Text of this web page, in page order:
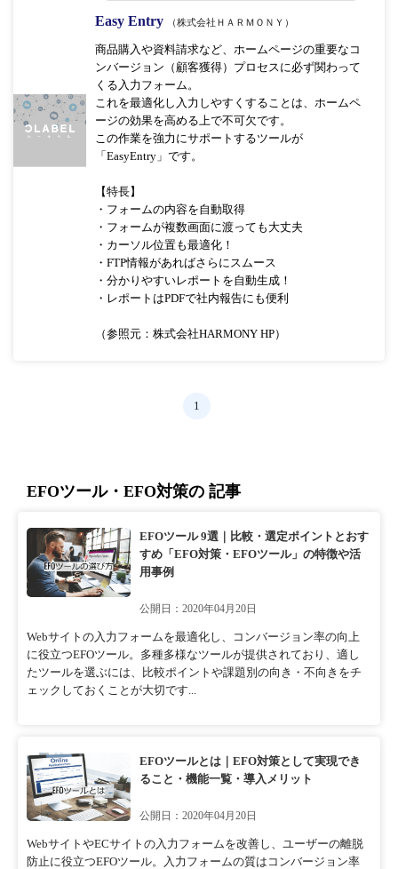
Easy Entry （株式会社ＨＡＲＭＯＮＹ）
商品購入や資料請求など、ホームページの重要なコ
ンバージョン（顧客獲得）プロセスに必ず関わって
くる入力フォーム。
これを最適化し入力しやすくすることは、ホームペ
ージの効果を高める上で不可欠です。
この作業を強力にサポートするツールが
「EasyEntry」です。
【特長】
・フォームの内容を自動取得
・フォームが複数画面に渡っても大丈夫
・カーソル位置も最適化！
・FTP情報があればさらにスムース
・分かりやすいレポートを自動生成！
・レポートはPDFで社内報告にも便利
（参照元：株式会社HARMONY HP）
1
EFOツール・EFO対策の 記事
EFOツール 9選｜比較・選定ポイントとおす
すめ「EFO対策・EFOツール」の特徴や活
用事例
公開日：2020年04月20日
Webサイトの入力フォームを最適化し、コンバージョン率の向上
に役立つEFOツール。多種多様なツールが提供されており、適し
たツールを選ぶには、比較ポイントや課題別の向き・不向きをチ
ェックしておくことが大切です...
EFOツールとは｜EFO対策として実現でき
ること・機能一覧・導入メリット
公開日：2020年04月20日
WebサイトやECサイトの入力フォームを改善し、ユーザーの離脱
防止に役立つEFOツール。入力フォームの質はコンバージョン率